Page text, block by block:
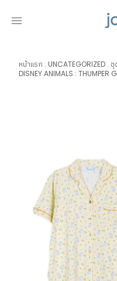
หน้าแรก . UNCATEGORIZED . ชุ
DISNEY ANIMALS : THUMPER